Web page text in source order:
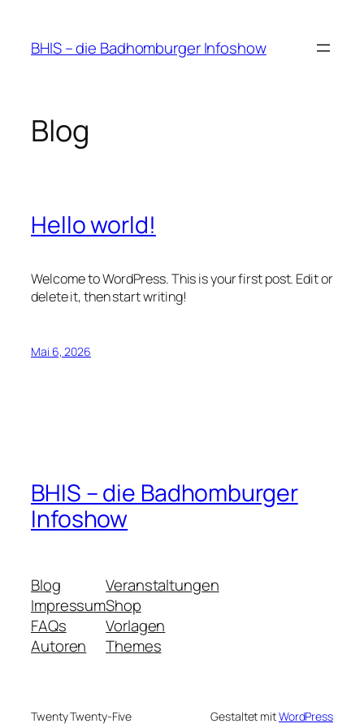
springen
BHIS – die Badhomburger Infoshow
Blog
Hello world!
Welcome to WordPress. This is your first post. Edit or
delete it, then start writing!
Mai 6, 2026
BHIS – die Badhomburger
Infoshow
Blog
Impressum
FAQs
Autoren
Veranstaltungen
Shop
Vorlagen
Themes
Twenty Twenty-Five Gestaltet mitWordPress